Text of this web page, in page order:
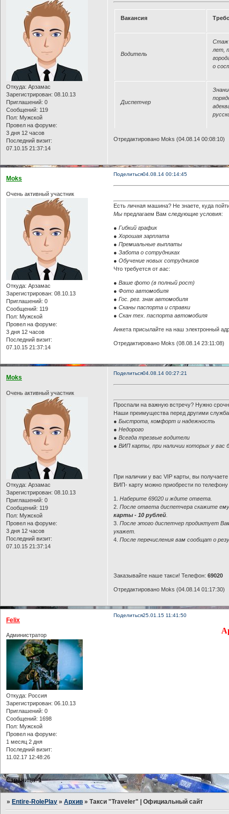
Откуда: Арзамас
Зарегистрирован: 08.10.13
Приглашений: 0
Сообщений: 119
Пол: Мужской
Провел на форуме:
3 дня 12 часов
Последний визит:
07.10.15 21:37:14
Вакансия
Водитель
Стаж
лет,
о
Диспетчер
Отредактировано Moks (04.08.14 00:08:10)
Поделиться04.08.14 00:14:45
Moks
Очень активный участник
Откуда: Арзамас
Зарегистрирован: 08.10.13
Приглашений: 0
Сообщений: 119
Пол: Мужской
Провел на форуме:
3 дня 12 часов
Последний визит:
07.10.15 21:37:14
Есть личная машина? Не знаете, куда
Мы предлагаем Вам следующие условия:
● Гибкий график
● Хорошая зарплата
● Премиальные выплаты
● Забота о сотрудниках
● Обучение новых сотрудников
Что требуется отвас:
● Ваше фото (в полный рост)
● Фото автомобиля
● Гос. рег. знак автомобиля
● Сканы паспорта и справки
● Скан тех. паспорта автомобиля
Анкета присылайте на наш электронный
Отредактировано Moks (08.08.14 23:11:08)
Поделиться04.08.14 00:27:21
Moks
Очень активный участник
Откуда: Арзамас
Зарегистрирован: 08.10.13
Приглашений: 0
Сообщений: 119
Пол: Мужской
Провел на форуме:
3 дня 12 часов
Последний визит:
07.10.15 21:37:14
Проспали на важную встречу? Нужно
Наши преимущества перед другими
● Быстрота, комфорт и надежность
● Недорого
● Всегда трезвые водители
● ВИП карты, при наличии которых у вас
При наличии у вас VIP карты, вы получаете
ВИП- карту можно приобрести по
1.Наберите 69020 и ждите ответа.
2.После ответа диспетчера скажите
карты - 10 рублей
3.После этого диспетчер продиктует
укажет.
4.После перечисления вам сообщат о
Заказывайте наше такси! Телефон:69020
Отредактировано Moks (04.08.14 01:17:30)
Поделиться25.01.15 11:41:50
Felix
Администратор
Откуда: Россия
Зарегистрирован: 06.10.13
Приглашений: 0
Сообщений: 1698
Пол: Мужской
Провел на форуме:
1 месяц 2 дня
Последний визит:
11.02.17 12:48:26
Страница:1
» Entire-RolePlay »Архив »Такси "Traveler" | Официальный сайт